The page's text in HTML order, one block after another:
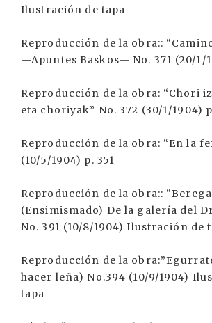
Ilustración de tapa
Reproducción de la obra::
—Apuntes Baskos— No. 371 (20/1/
Reproducción de la obra: “Chori
eta choriyak” No. 372 (30/1/1904)
Reproducción de la obra: “En la
(10/5/1904) p. 351
Reproducción de la obra::
(Ensimismado) De la galería del
No. 391 (10/8/1904) Ilustración de
Reproducción de la
hacer leña) No.394 (10/9/1904)
tapa